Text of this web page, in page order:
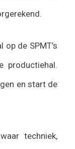
de SPMT’s
productiehal.
en start de
techniek,